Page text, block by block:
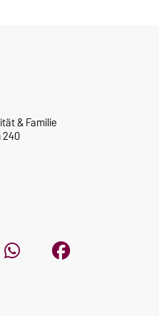
& Familie
240